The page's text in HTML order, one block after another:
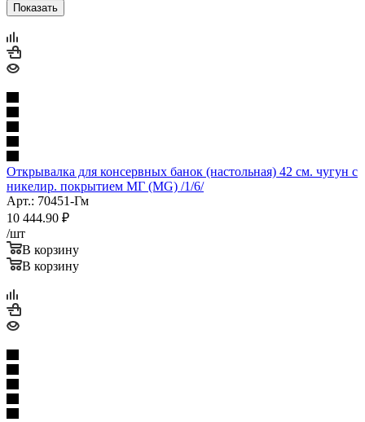
Показать
Открывалка для консервных банок (настольная) 42 см. чугун с
никелир. покрытием МГ (MG) /1/6/
Арт.: 70451-Гм
10 444.90 ₽
/шт
В корзину
В корзину